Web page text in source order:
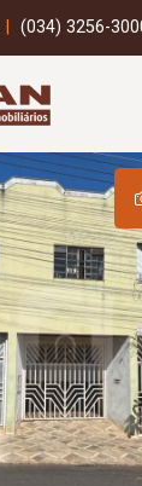
(034) 3256-